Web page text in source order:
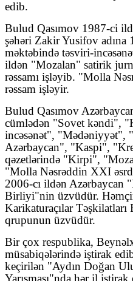
edib.
Bulud Qasımov 1987-ci
şəhəri Zakir Yusifov adına
məktəbində təsviri-
ildən "Mozalan" satirik
rəssamı işləyib. "Molla
rəssam işləyir.
Bulud Qasımov
cümlədən "Sovet kəndi",
incəsənət",
Azərbaycan", "Kaspi",
qəzetlərində "Kirpi",
"Molla Nəsrəddin XXI
2006-cı ildən Azərbaycan
Birliyi"nin üzvüdür.
Karikaturaçılar Təşkilatları
qrupunun üzvüdür.
Bir çox respublika,
müsabiqələrində iştirak
keçirilən "Aydın Doğan